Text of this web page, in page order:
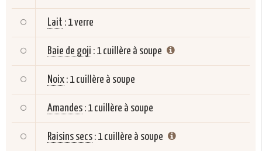
Lait : 1 verre
Baie de goji : 1 cuillère à soupe
Noix : 1 cuillère à soupe
Amandes : 1 cuillère à soupe
Raisins secs : 1 cuillère à soupe